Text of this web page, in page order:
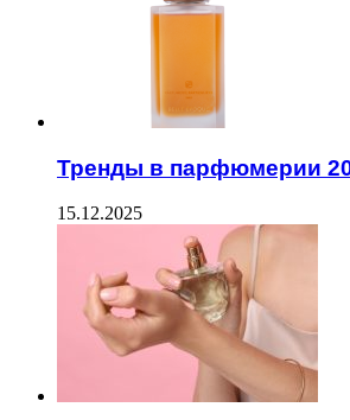
Тренды в парфюмерии
15.12.2025